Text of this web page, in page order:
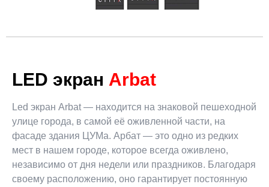
LED экран Arbat
Led экран Arbat — находится на знаковой пешеходной
улице города, в самой её оживленной части, на
фасаде здания ЦУМа. Арбат — это одно из редких
мест в нашем городе, которое всегда оживлено,
независимо от дня недели или праздников. Благодаря
своему расположению, оно гарантирует постоянную